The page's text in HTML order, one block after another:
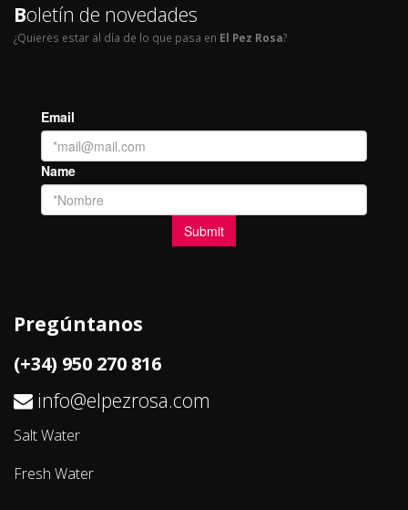
Boletín de novedades
¿Quieres estar al día de lo que pasa en El Pez Rosa?
Pregúntanos
(+34) 950 270 816
info@elpezrosa.com
Salt Water
Fresh Water